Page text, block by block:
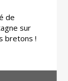
de
sur
bretons !